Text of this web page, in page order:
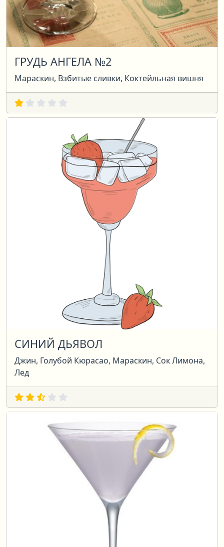
ГРУДЬ АНГЕЛА №2
Мараскин, Взбитые сливки, Коктейльная вишня
СИНИЙ ДЬЯВОЛ
Джин, Голубой Кюрасао, Мараскин, Сок Лимона,
Лед